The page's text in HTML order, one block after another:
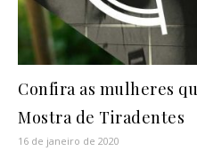
Confira as mulheres
Mostra de Tiradentes
16 de janeiro de 2020